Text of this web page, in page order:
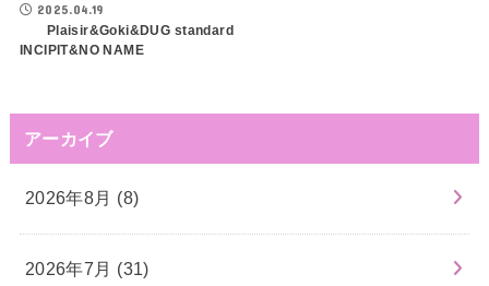
2025.04.19
Plaisir&Goki&DUG standard
INCIPIT&NO NAME
アーカイブ
2026年8月 (8)
2026年7月 (31)